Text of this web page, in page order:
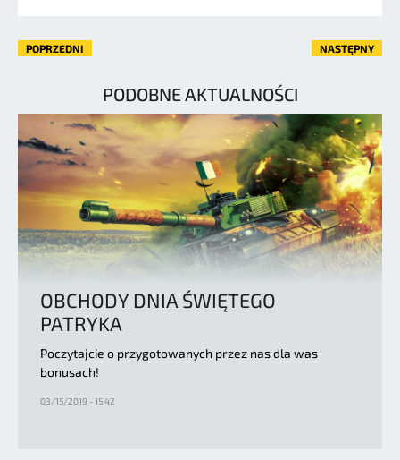
POPRZEDNI NASTĘPNY
PODOBNE AKTUALNOŚCI
OBCHODY DNIA ŚWIĘTEGO
PATRYKA
Poczytajcie o przygotowanych przez nas dla was
bonusach!
03/15/2019 - 15:42